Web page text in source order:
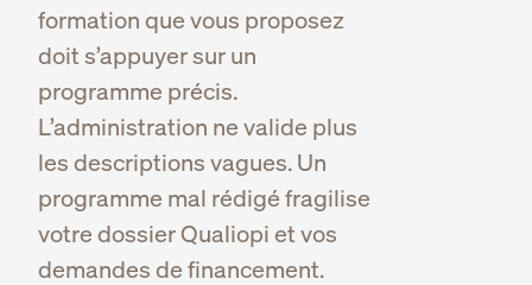
formation que vous proposez
doit s’appuyer sur un
programme précis.
L’administration ne valide plus
les descriptions vagues. Un
programme mal rédigé fragilise
votre dossier Qualiopi et vos
demandes de financement.